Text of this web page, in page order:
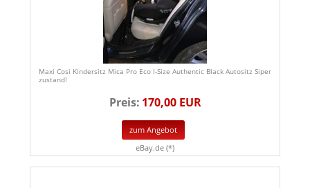
Maxi Cosi Kindersitz Mica Pro Eco I-Size Authentic Black Autositz Siper
zustand!
Preis: 170,00 EUR
zum Angebot
eBay.de (*)